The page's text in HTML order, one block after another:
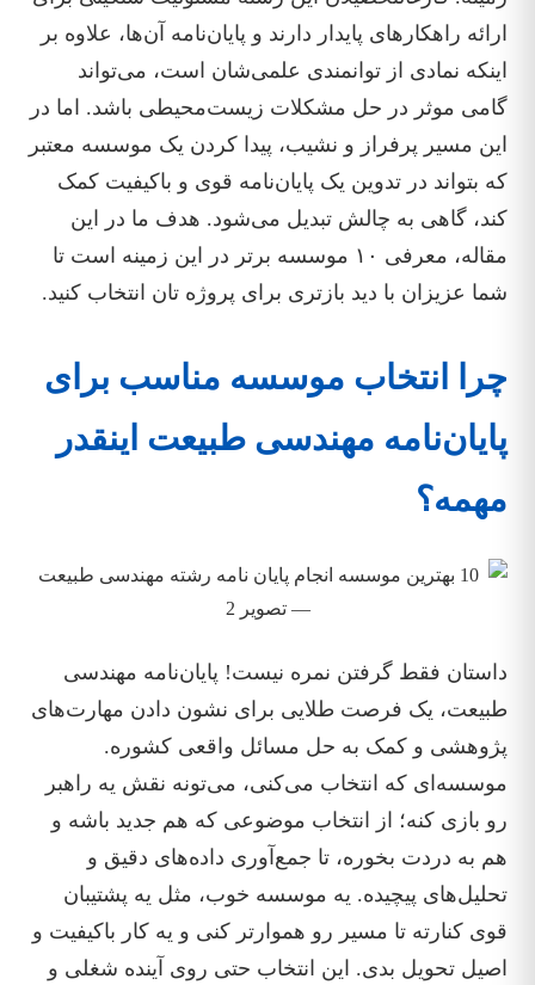
ارائه راهکارهای پایدار دارند و پایان‌نامه آن‌ها، علاوه بر
اینکه نمادی از توانمندی علمی‌شان است، می‌تواند
گامی موثر در حل مشکلات زیست‌محیطی باشد. اما در
این مسیر پرفراز و نشیب، پیدا کردن یک موسسه معتبر
که بتواند در تدوین یک پایان‌نامه قوی و باکیفیت کمک
کند، گاهی به چالش تبدیل می‌شود. هدف ما در این
مقاله، معرفی ۱۰ موسسه برتر در این زمینه است تا
شما عزیزان با دید بازتری برای پروژه تان انتخاب کنید.
چرا انتخاب موسسه مناسب برای
پایان‌نامه مهندسی طبیعت اینقدر
مهمه؟
داستان فقط گرفتن نمره نیست! پایان‌نامه مهندسی
طبیعت، یک فرصت طلایی برای نشون دادن مهارت‌های
پژوهشی و کمک به حل مسائل واقعی کشوره.
موسسه‌ای که انتخاب می‌کنی، می‌تونه نقش یه راهبر
رو بازی کنه؛ از انتخاب موضوعی که هم جدید باشه و
هم به دردت بخوره، تا جمع‌آوری داده‌های دقیق و
تحلیل‌های پیچیده. یه موسسه خوب، مثل یه پشتیبان
قوی کنارته تا مسیر رو هموارتر کنی و یه کار باکیفیت و
اصیل تحویل بدی. این انتخاب حتی روی آینده شغلی و